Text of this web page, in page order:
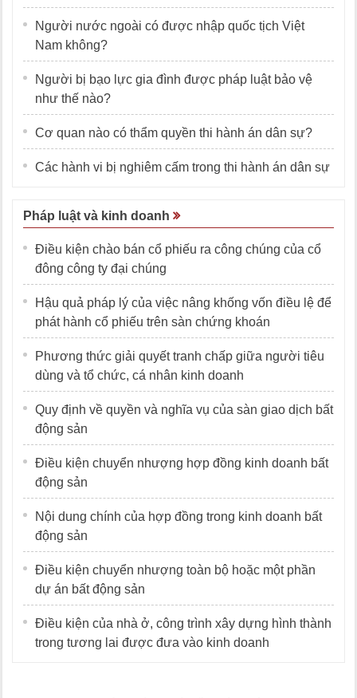
Người nước ngoài có được nhập quốc tịch Việt
Nam không?
Người bị bạo lực gia đình được pháp luật bảo vệ
như thế nào?
Cơ quan nào có thẩm quyền thi hành án dân sự?
Các hành vi bị nghiêm cấm trong thi hành án dân sự
Pháp luật và kinh doanh
Điều kiện chào bán cổ phiếu ra công chúng của cổ
đông công ty đại chúng
Hậu quả pháp lý của việc nâng khống vốn điều lệ để
phát hành cổ phiếu trên sàn chứng khoán
Phương thức giải quyết tranh chấp giữa người tiêu
dùng và tổ chức, cá nhân kinh doanh
Quy định về quyền và nghĩa vụ của sàn giao dịch bất
động sản
Điều kiện chuyển nhượng hợp đồng kinh doanh bất
động sản
Nội dung chính của hợp đồng trong kinh doanh bất
động sản
Điều kiện chuyển nhượng toàn bộ hoặc một phần
dự án bất động sản
Điều kiện của nhà ở, công trình xây dựng hình thành
trong tương lai được đưa vào kinh doanh